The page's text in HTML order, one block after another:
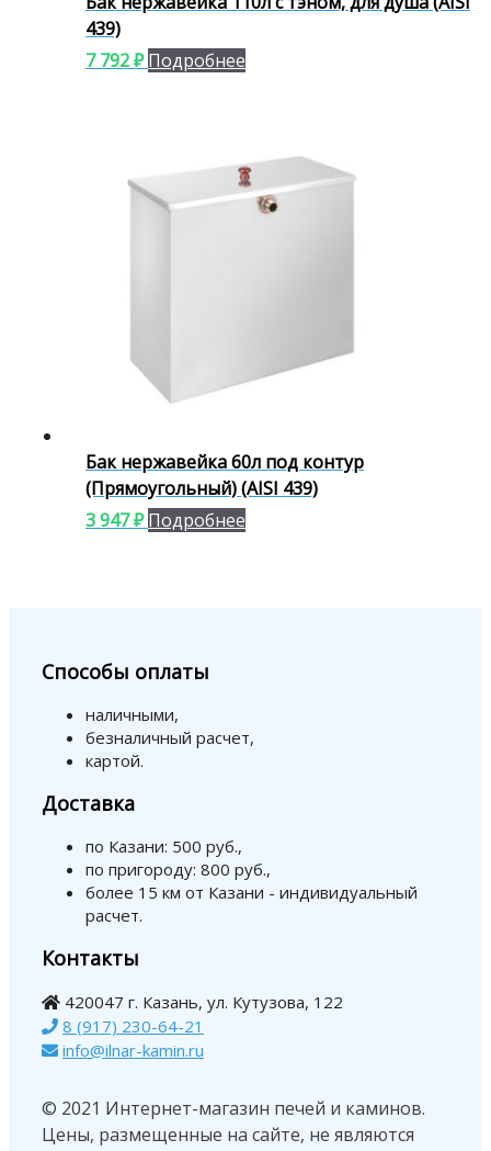
439)
7 792₽ Подробнее
Бак нержавейка 60л под контур
(Прямоугольный) (AISI 439)
3 947₽ Подробнее
Способы оплаты
наличными,
безналичный расчет,
картой.
Доставка
по Казани: 500 руб.,
по пригороду: 800 руб.,
более 15 км от Казани - индивидуальный
расчет.
Контакты
420047 г. Казань, ул. Кутузова, 122
8 (917) 230-64-21
info@ilnar-kamin.ru
© 2021 Интернет-магазин печей и каминов.
Цены, размещенные на сайте, не являются